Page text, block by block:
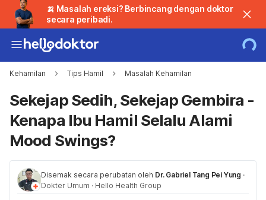
🍌 Masalah ereksi? Berbincang dengan doktor
secara peribadi.
Kehamilan Tips Hamil Masalah Kehamilan
Sekejap Sedih, Sekejap Gembira -
Kenapa Ibu Hamil Selalu Alami
Mood Swings?
Disemak secara perubatan oleh Dr. Gabriel Tang Pei Yung ·
Dokter Umum · Hello Health Group